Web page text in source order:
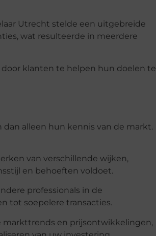
Utrecht stelde een uitgebreide
wat resulteerde in meerdere
klanten te helpen hun doelen te
alleen hun kennis van de markt.
van verschillende wijken,
en behoeften voldoet.
professionals in de
tot soepelere transacties.
markttrends en prijsontwikkelingen,